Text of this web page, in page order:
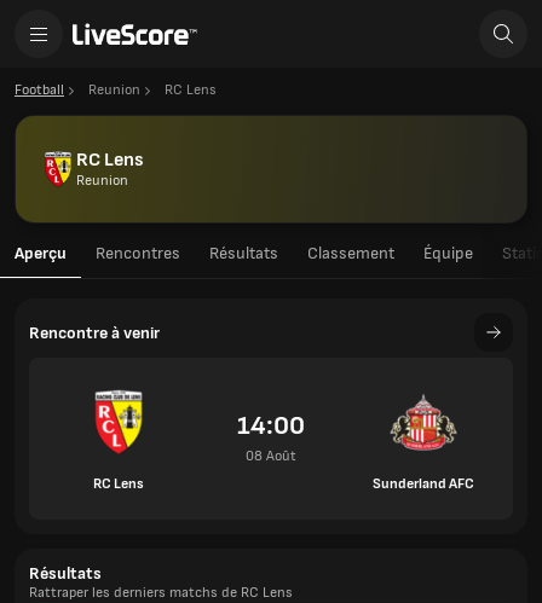
Football Reunion RC Lens
RC Lens
Reunion
Aperçu Rencontres Résultats Classement Équipe
Rencontre à venir
RC Lens
14:00
08 Août
Sunderland AFC
Résultats
Rattraper les derniers matchs de RC Lens